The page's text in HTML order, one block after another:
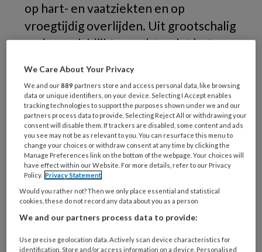
op hart- en vaatziekten en op
vroegtijdig overlijden. Uit grootschalig
onderzoek blijkt nu echter dat het
© Seventyfour / stock.adobe.com
We Care About Your Privacy
We and our889 partners store and access personal data, like browsing
data or unique identifiers, on your device. Selecting I Accept enables
tracking technologies to support the purposes shown under we and our
partners process data to provide. Selecting Reject All or withdrawing your
consent will disable them. If trackers are disabled, some content and ads
you see may not be as relevant to you. You can resurface this menu to
change your choices or withdraw consent at any time by clicking the
Manage Preferences link on the bottom of the webpage. Your choices will
have effect within our Website. For more details, refer to our Privacy
Policy. Privacy Statement
Would you rather not? Then we only place essential and statistical
cookies, these do not record any data about you as a person
We and our partners process data to provide:
Use precise geolocation data. Actively scan device characteristics for
identification. Store and/or access information on a device. Personalised